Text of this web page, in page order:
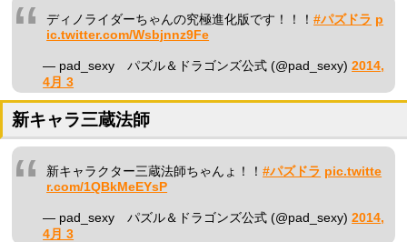
ディノライダーちゃんの究極進化版です！！！#パズドラ p
ic.twitter.com/Wsbjnnz9Fe
— pad_sexy パズル＆ドラゴンズ公式 (@pad_sexy)2014,
4月 3
新キャラ三蔵法師
新キャラクター三蔵法師ちゃんょ！！#パズドラ pic.twitte
r.com/1QBkMeEYsP
— pad_sexy パズル＆ドラゴンズ公式 (@pad_sexy)2014,
4月 3